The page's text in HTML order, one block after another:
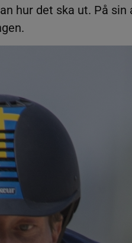
hur det ska ut. På